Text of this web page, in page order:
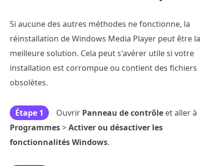
Si aucune des autres méthodes ne fonctionne, la
réinstallation de Windows Media Player peut être la
meilleure solution. Cela peut s'avérer utile si votre
installation est corrompue ou contient des fichiers
obsolètes.
Étape 1 Ouvrir Panneau de contrôle et aller à
Programmes>Activer ou désactiver les
fonctionnalités Windows.